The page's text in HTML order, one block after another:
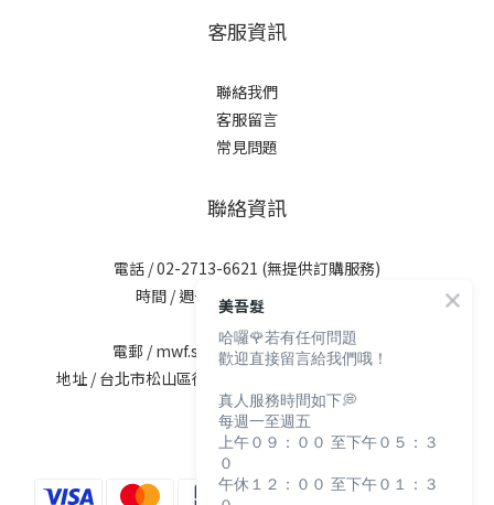
客服資訊
聯絡我們
客服留言
常見問題
聯絡資訊
電話 / 02-2713-6621 (無提供訂購服務)
時間 / 週一至週五 09:30-12:00；
電郵 / mwf.service@maywufa.com.tw
地址 / 台北市松山區復興北路167號5樓(無提供現場販售)
美吾髮
哈囉🌹若有任何問題
歡迎直接留言給我們哦！
真人服務時間如下💭
每週一至週五
上午０９：００ 至下午０５：３
０
午休１２：００ 至下午０１：３